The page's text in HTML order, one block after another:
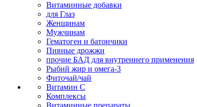
Витаминные добавки
для Глаз
Женщинам
Мужчинам
Гематоген и батончики
Пивные дрожжи
прочие БАД для внутреннего применения
Рыбий жир и омега-3
Фиточай/чай
Витамин С
Комплексы
Витаминные препараты